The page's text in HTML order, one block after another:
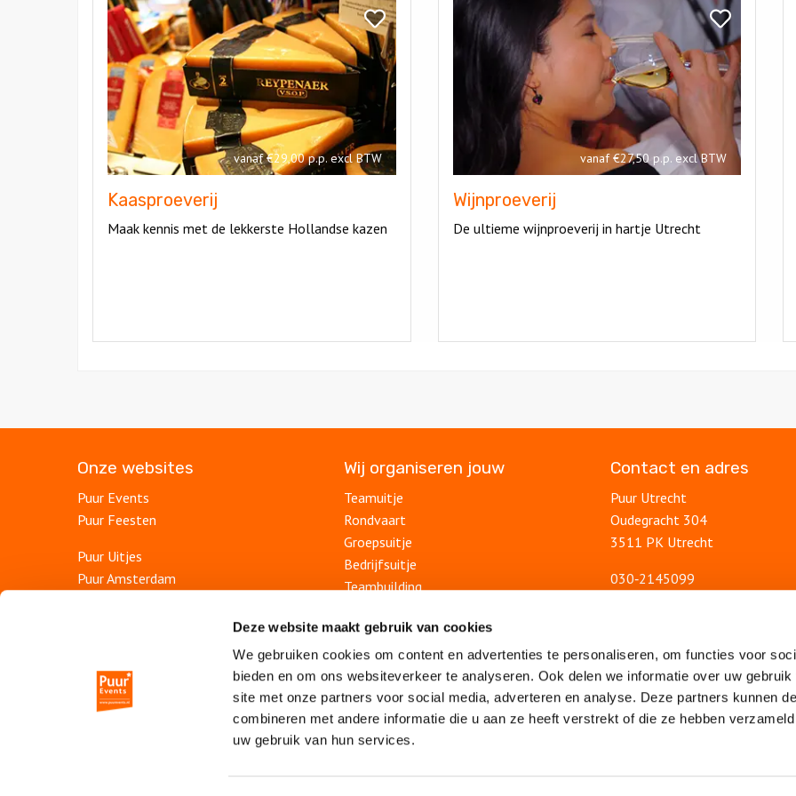
Deze website maakt gebruik van cookies
We gebruiken cookies om content en advertenties te personaliseren, om functies voor
bieden en om ons websiteverkeer te analyseren. Ook delen we informatie over uw gebruik
site met onze partners voor social media, adverteren en analyse. Deze partners kunnen
combineren met andere informatie die u aan ze heeft verstrekt of die ze hebben
uw gebruik van hun services.
Bekijk
Kaasproeverij
vanaf €29,00 p.p. excl BTW
Kaasproeverij
Maak kennis met de lekkerste Hollandse kazen
Kaasproeverij
Bekijk
Wijnproeverij
vanaf €27,50 p.p. excl BTW
Wijnproeverij
De ultieme wijnproeverij in hartje Utrecht
Wijnproeverij
Onze websites
Puur Events
Puur Feesten
Puur Uitjes
Puur Amsterdam
Escape Room Mysterium
Vergaderlocatie De Grote Werf
Vergaderlocatie Rotterdam View
Vergaderlocatie Dak van Amsterdam
Wij organiseren jouw
Teamuitje
Rondvaart
Groepsuitje
Bedrijfsuitje
Teambuilding
Personeelsuitje
Bedrijfsfeest
Personeelsfeest
Jubileumfeest
Contact en adres
Puur Utrecht
Oudegracht 304
3511 PK Utrecht
030‑2145099
Blog
Ontdek Utrecht
Veelgestelde vragen
Algemene voorwaarden